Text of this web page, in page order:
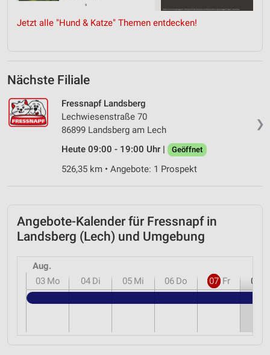
Jetzt alle "Hund & Katze" Themen entdecken!
Nächste Filiale
❯
Fressnapf Landsberg
Lechwiesenstraße 70
86899 Landsberg am Lech
Heute 09:00 - 19:00 Uhr |
Geöffnet
526,35 km • Angebote: 1 Prospekt
Angebote-Kalender für Fressnapf in
Landsberg (Lech) und Umgebung
Aug.
03 Mo 04 Di 05 Mi 06 Do 07 Fr 08